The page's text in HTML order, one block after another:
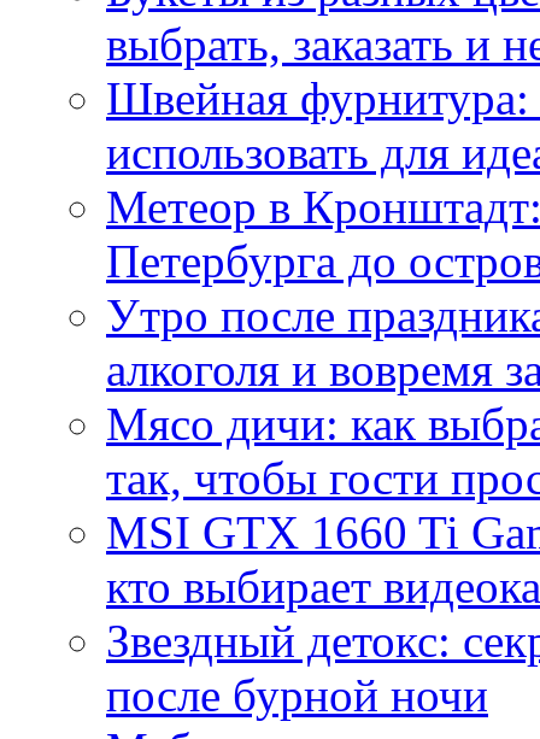
выбрать, заказать и
Швейная фурнитура:
использовать для
Метеор в
Петербурга до
Утро после
алкоголя и вовремя
Мясо дичи: как
так, чтобы гости
MSI GTX 1660 Ti
кто выбирает
Звездный детокс:
после бурной ночи